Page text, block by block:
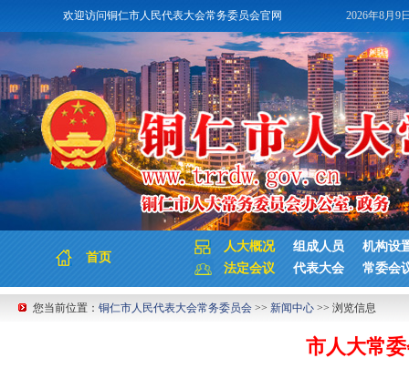
欢迎访问铜仁市人民代表大会常务委员会官网 2026年8月9
首页
人大概况 组成人员
机构设
法定会议
代表大会 常委会
您当前位置： 铜仁市人民代表大会常务委员会 >> 新闻中心 >> 浏览信息
市人大常